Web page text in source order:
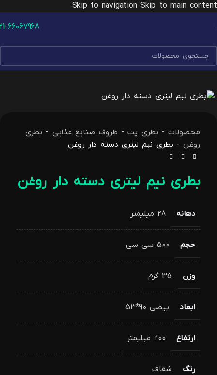
Skip to navigationSkip to main content
66067968
محصولات - بطری پت- ظروف صنایع غذایی - بطری
روغن - بطری نیم لیتری دسته دار روغن
بطری نیم لیتری دسته دار روغن
دهانه 28 میلیمتر
حجم 500 سی سی
وزن 35 گرم
ابعاد بیضی 90*53
ارتفاع 200 میلیمتر
رنگ شفاف